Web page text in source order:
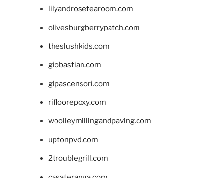
lilyandrosetearoom.com
olivesburgberrypatch.com
theslushkids.com
giobastian.com
glpascensori.com
rifloorepoxy.com
woolleymillingandpaving.com
uptonpvd.com
2troublegrill.com